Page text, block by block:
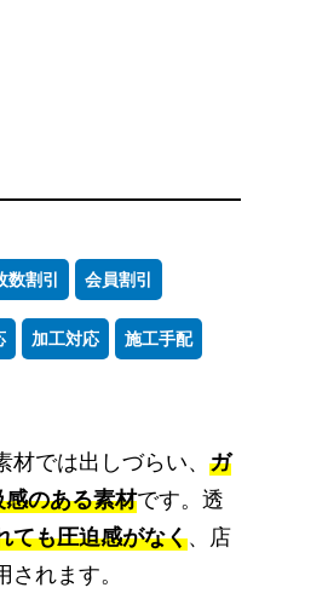
数割引 会員割引
加工対応 施工手配
では出しづらい、 ガ
のある素材です。透
ても圧迫感がなく、店
れます。